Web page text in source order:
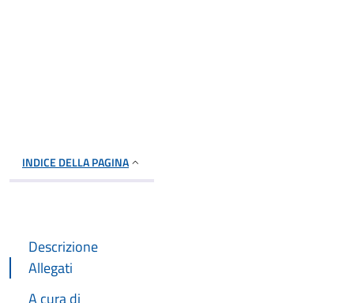
INDICE DELLA PAGINA
Descrizione
Allegati
A cura di